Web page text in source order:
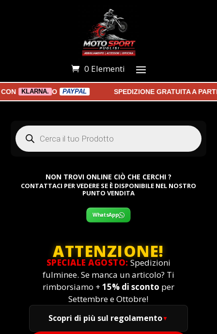
0 Elementi
KLARNA. O PAYPAL SPEDIZIONE GRATUITA A
Products
search
NON TROVI ONLINE CIÒ CHE CERCHI ?
CONTATTACI PER VEDERE SE È DISPONIBILE NEL NOSTRO
PUNTO VENDITA
WhatsApp
ATTENZIONE!
SPECIALE AGOSTO: Spedizioni
fulminee. Se manca un articolo? Ti
rimborsiamo + 15% di sconto per
Settembre e Ottobre!
Scopri di più sul regolamento